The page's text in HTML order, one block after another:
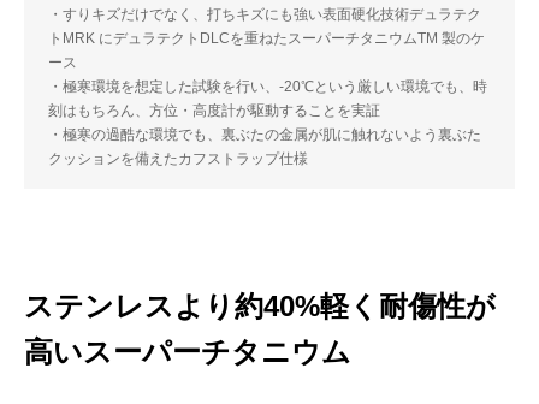
・すりキズだけでなく、打ちキズにも強い表面硬化技術デュラテク
トMRK にデュラテクトDLCを重ねたスーパーチタニウムTM 製のケ
ース
・極寒環境を想定した試験を行い、-20℃という厳しい環境でも、時
刻はもちろん、方位・高度計が駆動することを実証
・極寒の過酷な環境でも、裏ぶたの金属が肌に触れないよう裏ぶた
クッションを備えたカフストラップ仕様
ステンレスより約40%軽く耐傷性が
高いスーパーチタニウム